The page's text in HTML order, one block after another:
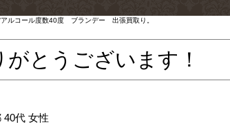
ルコール度数40度 ブランデー 出張買取り。
とうございます！
40代 女性